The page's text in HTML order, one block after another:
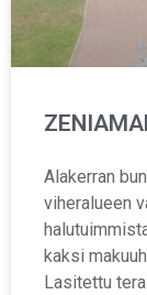
Alakerran
viheralueen
kaksi
Lasitettu